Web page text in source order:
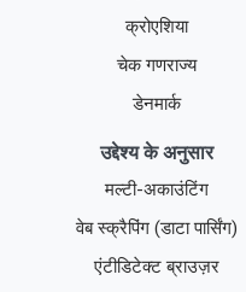
क्रोएशिया
चेक गणराज्य
डेनमार्क
उद्देश्य के अनुसार
मल्टी-अकाउंटिंग
वेब स्क्रैपिंग (डाटा पार्सिंग)
एंटीडिटेक्ट ब्राउज़र